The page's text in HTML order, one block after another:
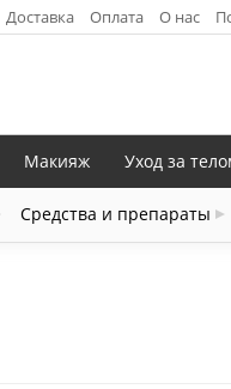
Доставка Оплата О нас
Средства и препараты
Макияж Уход за